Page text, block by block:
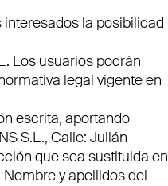
la posibilidad
Los usuarios podrán
legal vigente en
escrita, aportando
S.L., Calle: Julián
que sea sustituida en
y apellidos del